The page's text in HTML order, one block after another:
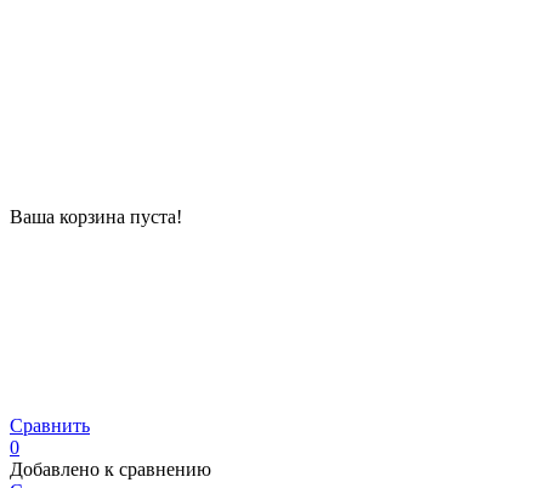
Ваша корзина пуста!
Сравнить
0
Добавлено к сравнению